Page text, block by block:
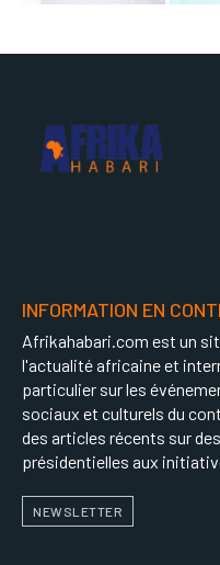
INFORMATION EN
Afrikahabari.com est un
l'actualité africaine et
particulier sur les
sociaux et culturels du
des articles récents sur
présidentielles aux
NEWSLETTER